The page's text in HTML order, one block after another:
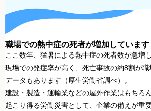
職場での熱中症の死者が増加しています
ここ数年、猛暑による熱中症の死者数が急増
現場での発症率が高く、死亡事故の約8割が職
データもあります（厚生労働省調べ）。
建設・製造・運輸業などの屋外作業はもちろ
起こり得る労働災害として、 企業の備え が重